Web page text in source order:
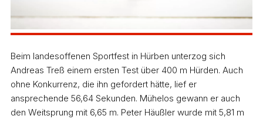
Beim landesoffenen Sportfest in Hürben unterzog sich
Andreas Treß einem ersten Test über 400 m Hürden. Auch
ohne Konkurrenz, die ihn gefordert hätte, lief er
ansprechende 56,64 Sekunden. Mühelos gewann er auch
den Weitsprung mit 6,65 m. Peter Häußler wurde mit 5,81 m